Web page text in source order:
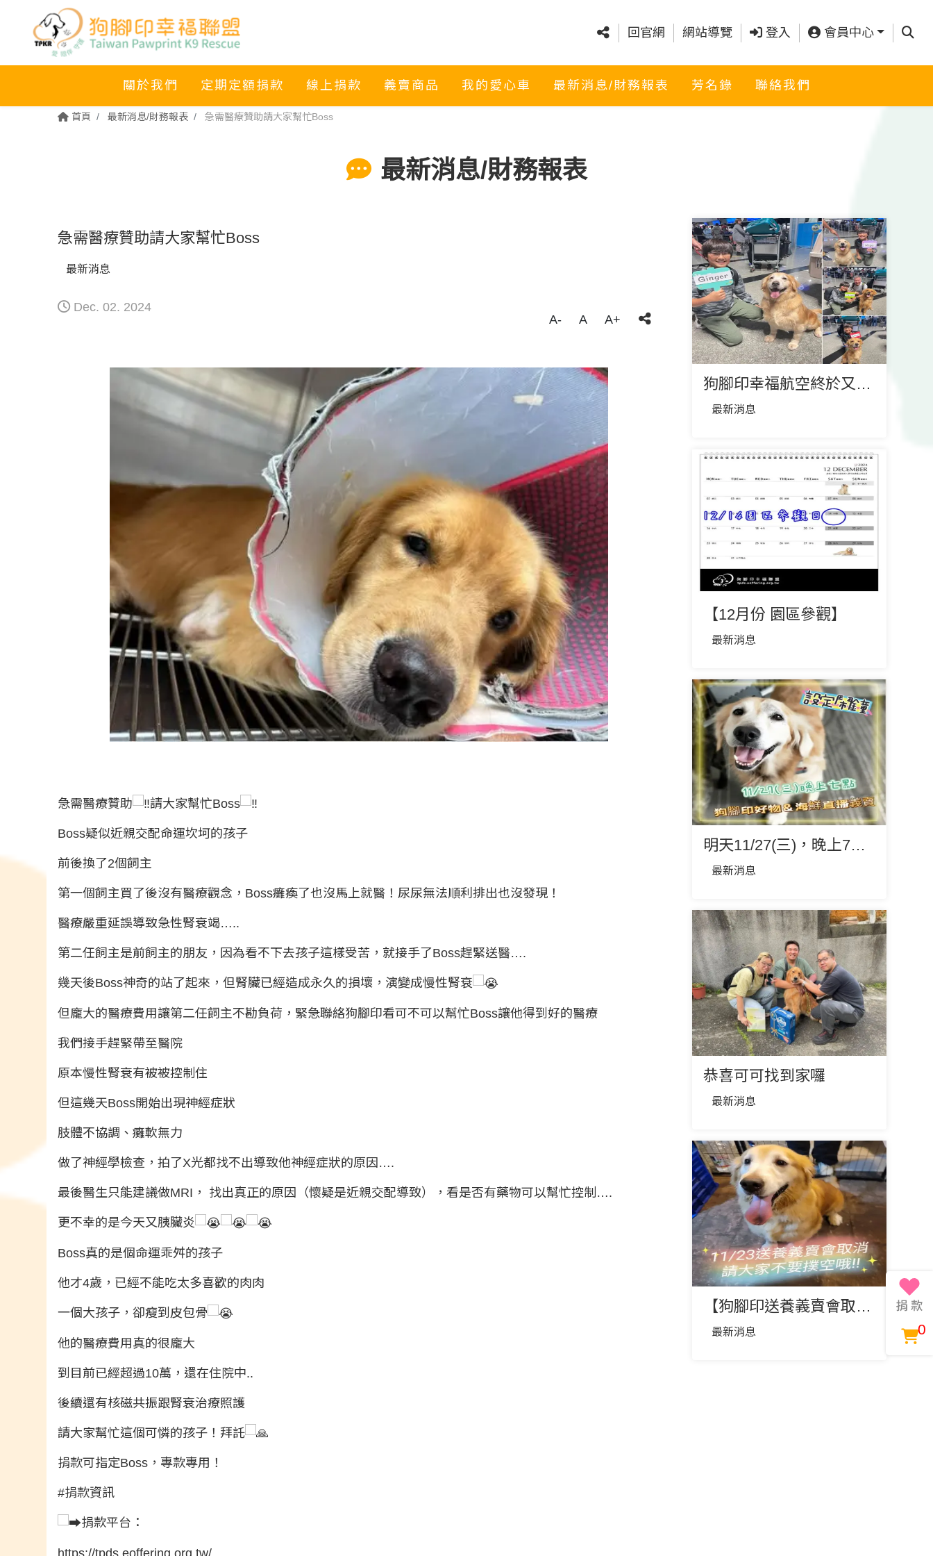
回官網 網站導覽 登入 會員中心 查詢
關於我們 定期定額捐款 線上捐款 義賣商品 我的愛心車 最新消息/財務報表 芳名錄 聯絡我們
首頁 最新消息/財務報表 急需醫療贊助請大家幫忙Boss
最新消息/財務報表
急需醫療贊助請大家幫忙Boss
最新消息
Dec. 02. 2024
A-
A A+
急需醫療贊助 請大家幫忙Boss
Boss疑似近親交配命運坎坷的孩子
前後換了2個飼主
第一個飼主買了後沒有醫療觀念，Boss癱瘓了也沒馬上就醫！尿尿無法順利排出也沒發現！
醫療嚴重延誤導致急性腎衰竭…..
第二任飼主是前飼主的朋友，因為看不下去孩子這樣受苦，就接手了Boss趕緊送醫….
幾天後Boss神奇的站了起來，但腎臟已經造成永久的損壞，演變成慢性腎衰
但龐大的醫療費用讓第二任飼主不勘負荷，緊急聯絡狗腳印看可不可以幫忙Boss讓他得到好的醫療
我們接手趕緊帶至醫院
原本慢性腎衰有被被控制住
但這幾天Boss開始出現神經症狀
肢體不協調、癱軟無力
做了神經學檢查，拍了X光都找不出導致他神經症狀的原因….
最後醫生只能建議做MRI， 找出真正的原因（懷疑是近親交配導致），看是否有藥物可以幫忙控制….
更不幸的是今天又胰臟炎
Boss真的是個命運乖舛的孩子
他才4歲，已經不能吃太多喜歡的肉肉
一個大孩子，卻瘦到皮包骨
他的醫療費用真的很龐大
到目前已經超過10萬，還在住院中..
後續還有核磁共振跟腎衰治療照護
請大家幫忙這個可憐的孩子！拜託
捐款可指定Boss，專款專用！
#捐款資訊
捐款平台：
狗腳印幸福航空終於又要飛了 2024/12月幸福名單
最新消息
【12月份 園區參觀】
最新消息
明天11/27(三)，晚上7點 【狗腳印好物+海鮮直播義賣】
最新消息
恭喜可可找到家囉
最新消息
【狗腳印送養義賣會取消公告】 明天11/23因人力不足取消一次
最新消息 0